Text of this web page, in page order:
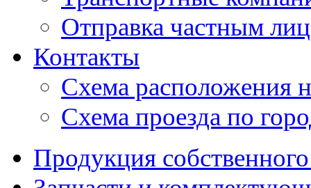
Отправка частным
Контакты
Схема расположения
Схема проезда по
Продукция